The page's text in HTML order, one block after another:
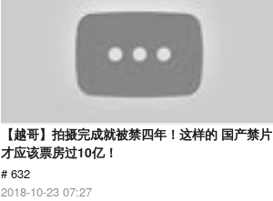
【越哥】拍摄完成就被禁四年！这样的 国产禁片
才应该票房过10亿！
# 632
2018-10-23 07:27